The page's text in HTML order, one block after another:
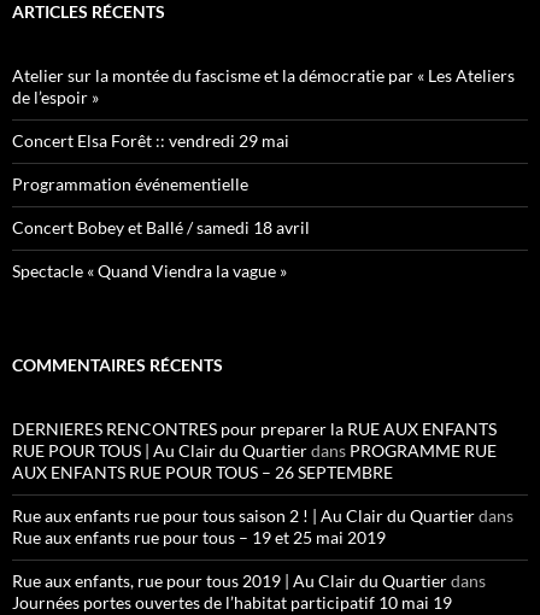
ARTICLES RÉCENTS
Atelier sur la montée du fascisme et la démocratie par « Les Ateliers
de l’espoir »
Concert Elsa Forêt :: vendredi 29 mai
Programmation événementielle
Concert Bobey et Ballé / samedi 18 avril
Spectacle « Quand Viendra la vague »
COMMENTAIRES RÉCENTS
DERNIERES RENCONTRES pour preparer la RUE AUX ENFANTS
RUE POUR TOUS | Au Clair du Quartierdans PROGRAMME RUE
AUX ENFANTS RUE POUR TOUS – 26 SEPTEMBRE
Rue aux enfants rue pour tous saison 2 ! | Au Clair du Quartierdans
Rue aux enfants rue pour tous – 19 et 25 mai 2019
Rue aux enfants, rue pour tous 2019 | Au Clair du Quartierdans
Journées portes ouvertes de l’habitat participatif 10 mai 19